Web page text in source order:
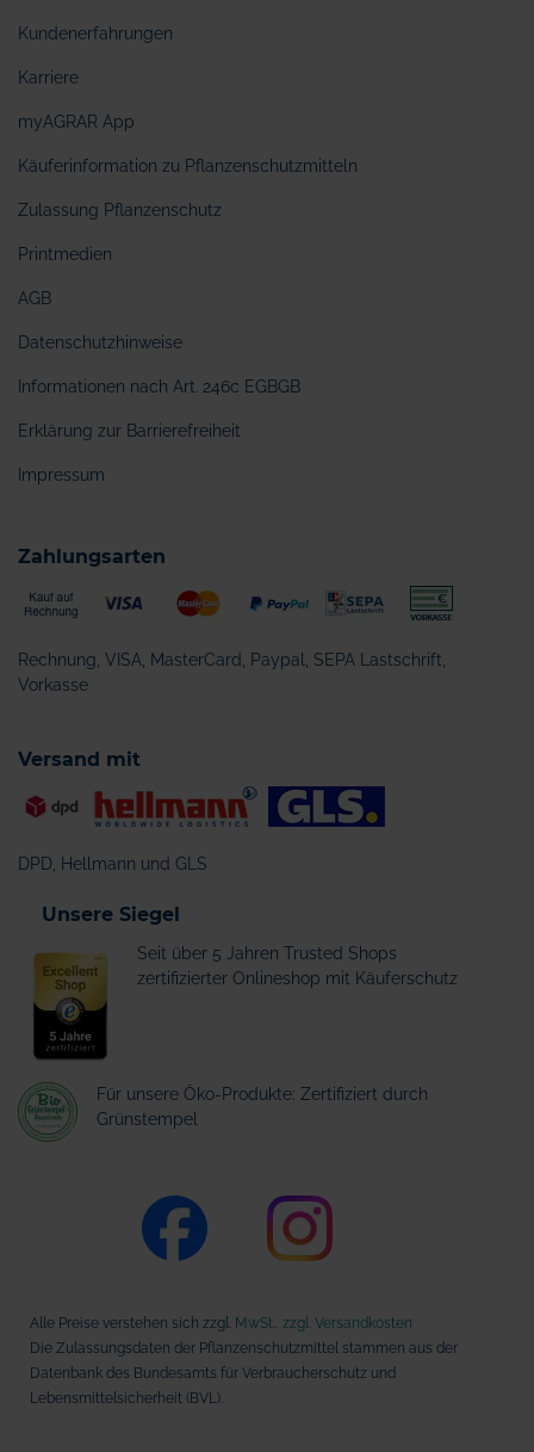
Kundenerfahrungen
Karriere
myAGRAR App
Käuferinformation zu Pflanzenschutzmitteln
Zulassung Pflanzenschutz
Printmedien
AGB
Datenschutzhinweise
Informationen nach Art. 246c EGBGB
Erklärung zur Barrierefreiheit
Impressum
Zahlungsarten
Rechnung, VISA, MasterCard, Paypal, SEPA Lastschrift,
Vorkasse
Versand mit
DPD, Hellmann und GLS
Unsere Siegel
Seit über 5 Jahren Trusted Shops
zertifizierter Onlineshop mit Käuferschutz
Für unsere Öko-Produkte: Zertifiziert durch
Grünstempel
Alle Preise verstehen sich zzgl. MwSt., zzgl. Versandkosten
Die Zulassungsdaten der Pflanzenschutzmittel stammen aus der
Datenbank des Bundesamts für Verbraucherschutz und
Lebensmittelsicherheit (BVL).